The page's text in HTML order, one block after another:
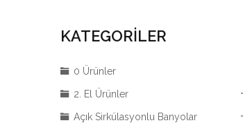
KATEGORILER
0 Ürünler
2. El Ürünler
Açık Sirkülasyonlu Banyolar